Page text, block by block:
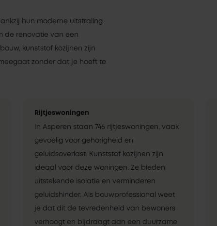
hun moderne uitstraling
de renovatie van een
kunststof kozijnen zijn
zonder dat je hoeft te
Rijtjeswoningen
In Asperen staan 746 rijtjeswoningen, vaak
gevoelig voor gehorigheid en
geluidsoverlast. Kunststof kozijnen zijn
ideaal voor deze woningen. Ze bieden
uitstekende isolatie en verminderen
geluidshinder. Als bouwprofessional weet
je dat dit de tevredenheid van bewoners
verhoogt en bijdraagt aan een duurzame